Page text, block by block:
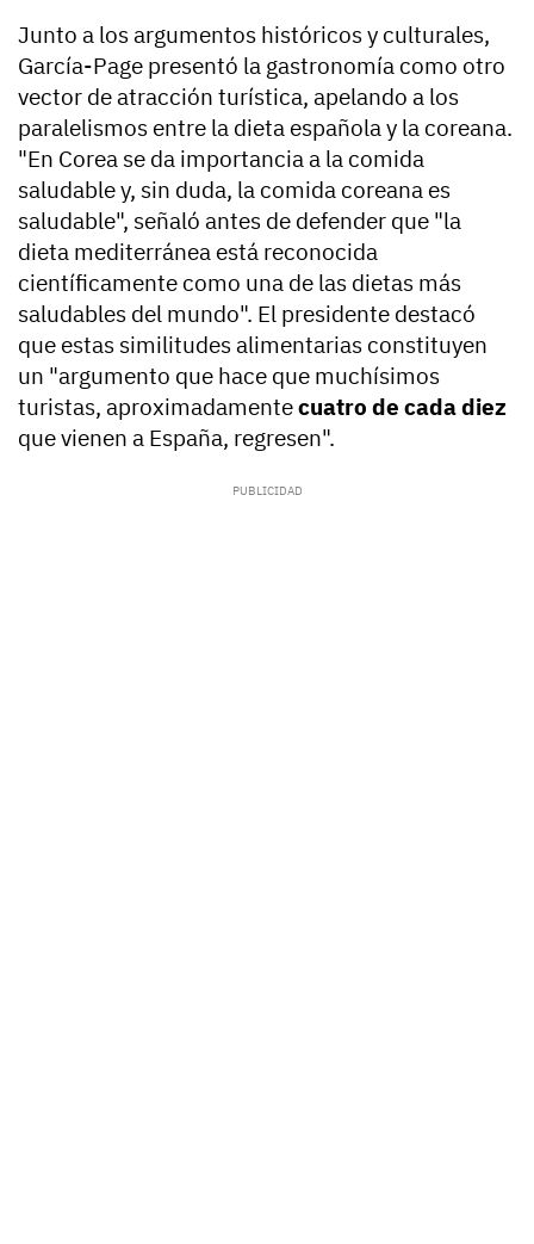
Junto a los argumentos históricos y culturales,
García-Page presentó la gastronomía como otro
vector de atracción turística, apelando a los
paralelismos entre la dieta española y la coreana.
"En Corea se da importancia a la comida
saludable y, sin duda, la comida coreana es
saludable", señaló antes de defender que "la
dieta mediterránea está reconocida
científicamente como una de las dietas más
saludables del mundo". El presidente destacó
que estas similitudes alimentarias constituyen
un "argumento que hace que muchísimos
turistas, aproximadamentecuatro de cada diez
que vienen a España, regresen".